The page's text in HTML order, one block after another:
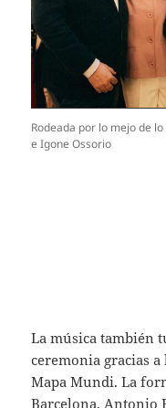
Rodeada por lo mejo de
e Igone Ossorio
La música también
ceremonia gracias
Mapa Mundi. La
Barcelona, Antonio